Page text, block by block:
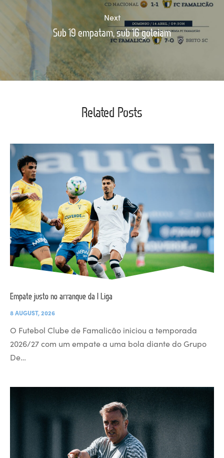
Next
Sub 19 empatam, sub 16 goleiam
Related Posts
Empate justo no arranque da I Liga
8 AUGUST, 2026
O Futebol Clube de Famalicão iniciou a temporada
2026/27 com um empate a uma bola diante do Grupo
De…